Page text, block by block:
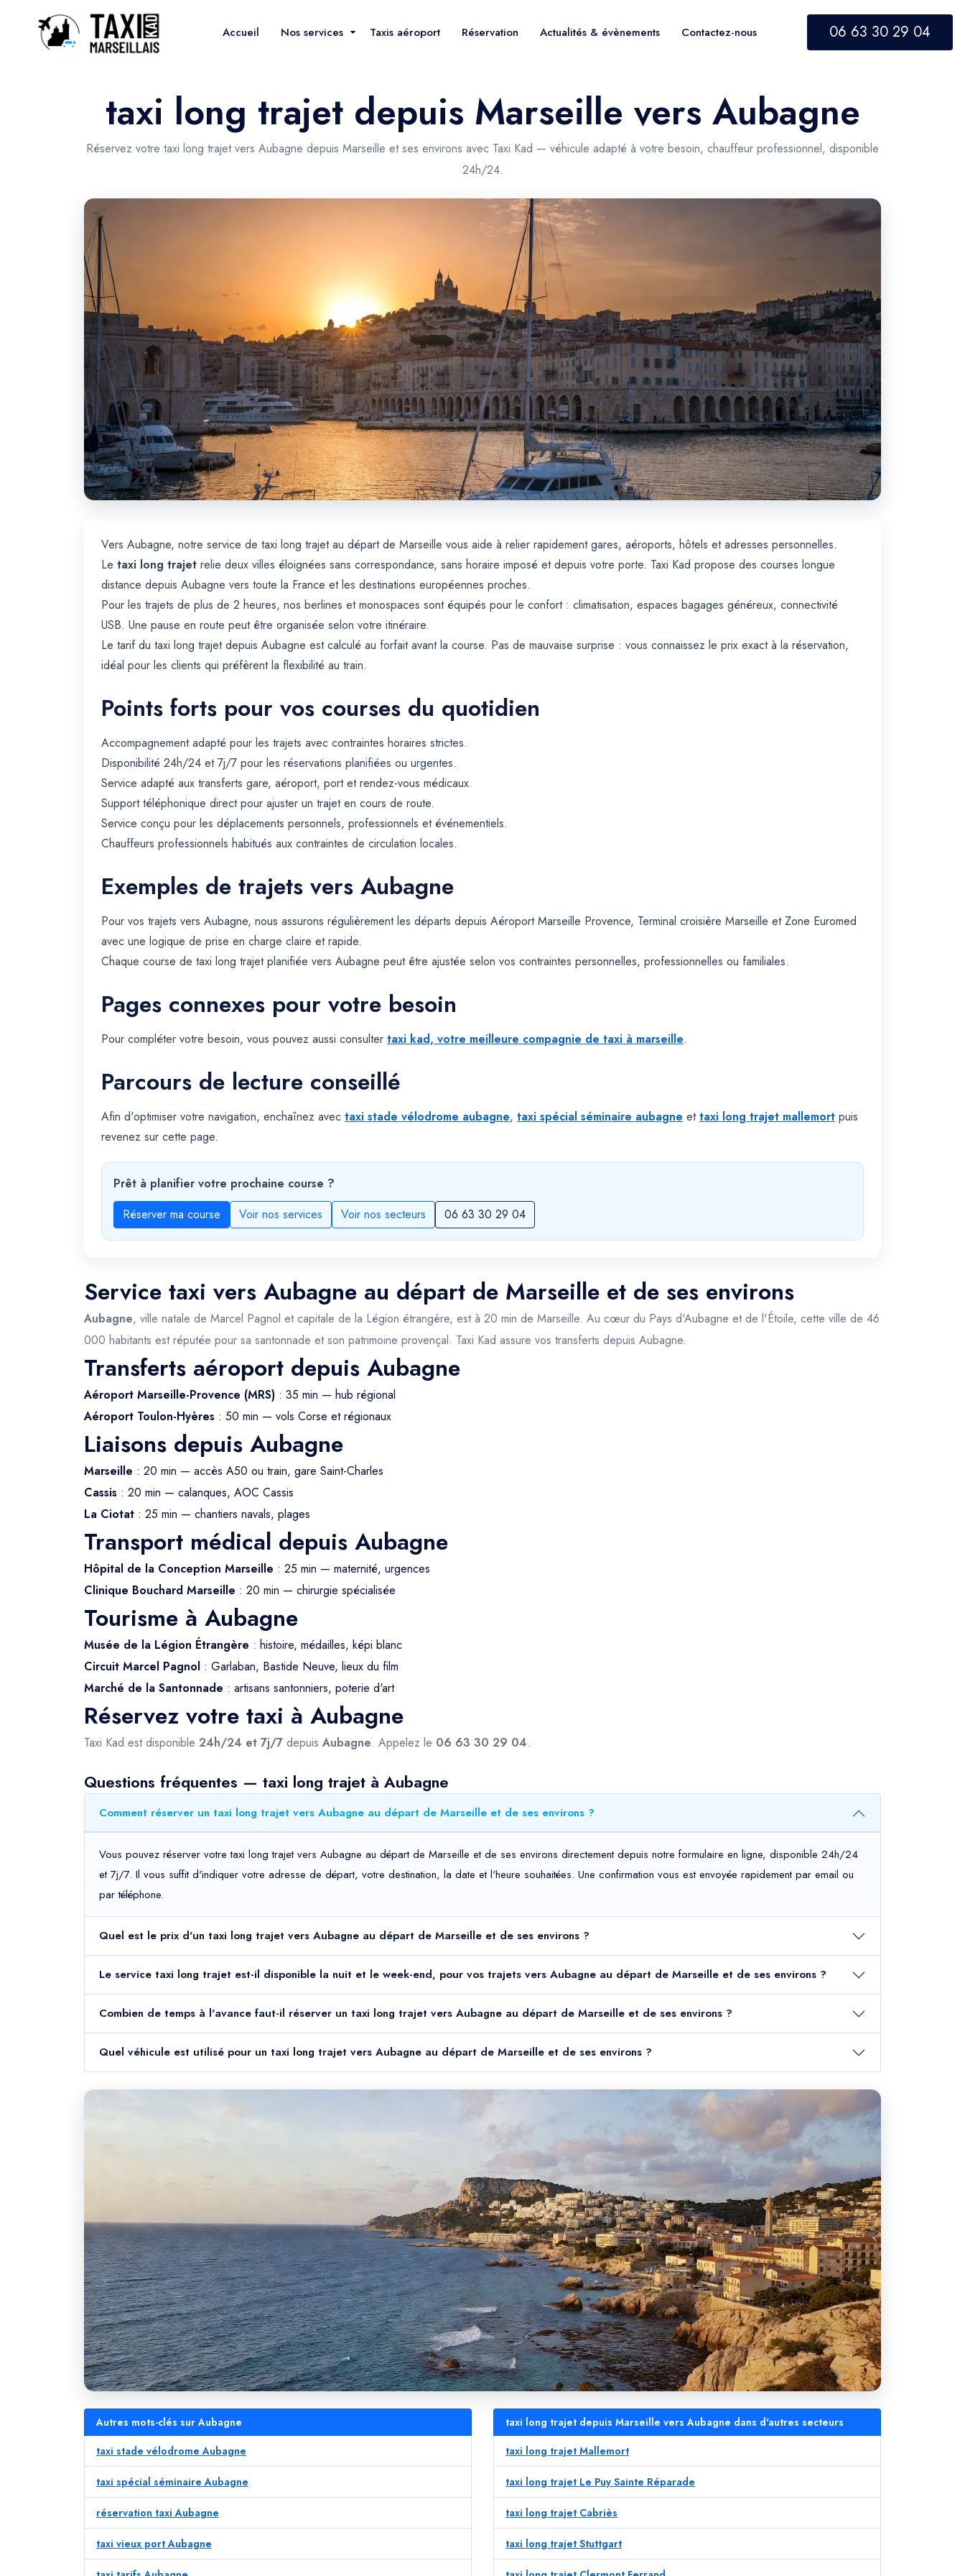
Accueil Nos services Taxis aéroport Réservation Actualités & évènements Contactez-nous 06 63 30 29 04
taxi long trajet depuis Marseille vers Aubagne
Réservez votre taxi long trajet vers Aubagne depuis Marseille et ses environs avec Taxi Kad — véhicule adapté à votre besoin, chauffeur professionnel, disponible
24h/24.
Vers Aubagne, notre service de taxi long trajet au départ de Marseille vous aide à relier rapidement gares, aéroports, hôtels et adresses personnelles.
Le taxi long trajet relie deux villes éloignées sans correspondance, sans horaire imposé et depuis votre porte. Taxi Kad propose des courses longue
distance depuis Aubagne vers toute la France et les destinations européennes proches.
Pour les trajets de plus de 2 heures, nos berlines et monospaces sont équipés pour le confort : climatisation, espaces bagages généreux, connectivité
USB. Une pause en route peut être organisée selon votre itinéraire.
Le tarif du taxi long trajet depuis Aubagne est calculé au forfait avant la course. Pas de mauvaise surprise : vous connaissez le prix exact à la réservation,
idéal pour les clients qui préfèrent la flexibilité au train.
Points forts pour vos courses du quotidien
Accompagnement adapté pour les trajets avec contraintes horaires strictes.
Disponibilité 24h/24 et 7j/7 pour les réservations planifiées ou urgentes.
Service adapté aux transferts gare, aéroport, port et rendez-vous médicaux.
Support téléphonique direct pour ajuster un trajet en cours de route.
Service conçu pour les déplacements personnels, professionnels et événementiels.
Chauffeurs professionnels habitués aux contraintes de circulation locales.
Exemples de trajets vers Aubagne
Pour vos trajets vers Aubagne, nous assurons régulièrement les départs depuis Aéroport Marseille Provence, Terminal croisière Marseille et Zone Euromed
avec une logique de prise en charge claire et rapide.
Chaque course de taxi long trajet planifiée vers Aubagne peut être ajustée selon vos contraintes personnelles, professionnelles ou familiales.
Pages connexes pour votre besoin
Pour compléter votre besoin, vous pouvez aussi consulter taxi kad, votre meilleure compagnie de taxi à marseille.
Parcours de lecture conseillé
Afin d'optimiser votre navigation, enchaînez avec taxi stade vélodrome aubagne, taxi spécial séminaire aubagne ettaxi long trajet mallemort puis
revenez sur cette page.
Prêt à planifier votre prochaine course ?
Réserver ma course
Voir nos services Voir nos secteurs 06 63 30 29 04
Service taxi vers Aubagne au départ de Marseille et de ses environs
Aubagne, ville natale de Marcel Pagnol et capitale de la Légion étrangère, est à 20 min de Marseille. Au cœur du Pays d'Aubagne et de l'Étoile, cette ville de 46
000 habitants est réputée pour sa santonnade et son patrimoine provençal. Taxi Kad assure vos transferts depuis Aubagne.
Transferts aéroport depuis Aubagne
Aéroport Marseille-Provence (MRS) : 35 min — hub régional
Aéroport Toulon-Hyères : 50 min — vols Corse et régionaux
Liaisons depuis Aubagne
Marseille : 20 min — accès A50 ou train, gare Saint-Charles
Cassis : 20 min — calanques, AOC Cassis
La Ciotat : 25 min — chantiers navals, plages
Transport médical depuis Aubagne
Hôpital de la Conception Marseille : 25 min — maternité, urgences
Clinique Bouchard Marseille : 20 min — chirurgie spécialisée
Tourisme à Aubagne
Musée de la Légion Étrangère : histoire, médailles, képi blanc
Circuit Marcel Pagnol : Garlaban, Bastide Neuve, lieux du film
Marché de la Santonnade : artisans santonniers, poterie d'art
Réservez votre taxi à Aubagne
Taxi Kad est disponible 24h/24 et 7j/7 depuis Aubagne. Appelez le 06 63 30 29 04.
Questions fréquentes — taxi long trajet à Aubagne
Comment réserver un taxi long trajet vers Aubagne au départ de Marseille et de ses environs ?
Vous pouvez réserver votre taxi long trajet vers Aubagne au départ de Marseille et de ses environs directement depuis notre formulaire en ligne, disponible 24h/24
et 7j/7. Il vous suffit d'indiquer votre adresse de départ, votre destination, la date et l'heure souhaitées. Une confirmation vous est envoyée rapidement par email ou
par téléphone.
Quel est le prix d'un taxi long trajet vers Aubagne au départ de Marseille et de ses environs ?
Le service taxi long trajet est-il disponible la nuit et le week-end, pour vos trajets vers Aubagne au départ de Marseille et de ses environs ?
Combien de temps à l'avance faut-il réserver un taxi long trajet vers Aubagne au départ de Marseille et de ses environs ?
Quel véhicule est utilisé pour un taxi long trajet vers Aubagne au départ de Marseille et de ses environs ?
Autres mots-clés sur Aubagne
taxi stade vélodrome Aubagne
taxi spécial séminaire Aubagne
réservation taxi Aubagne
taxi vieux port Aubagne
taxi long trajet depuis Marseille vers Aubagne dans d'autres secteurs
taxi long trajet Mallemort
taxi long trajet Le Puy Sainte Réparade
taxi long trajet Cabriès
taxi long trajet Stuttgart